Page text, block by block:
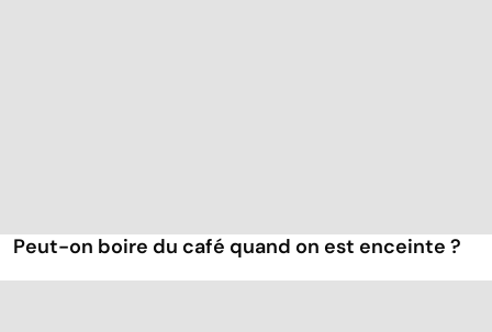
Peut-on boire du café quand on est enceinte ?